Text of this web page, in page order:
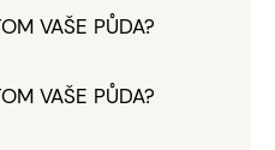
VAŠE PŮDA?
VAŠE PŮDA?